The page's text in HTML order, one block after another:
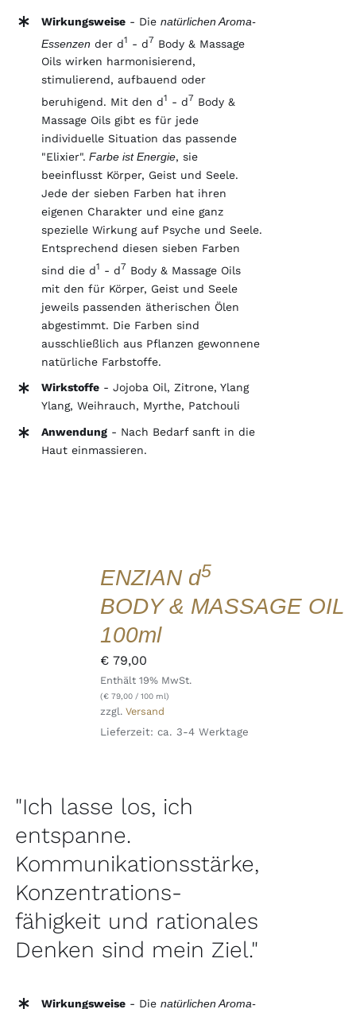
Wirkungsweise - Dienatürlichen Aroma-
Essenzen der d1 - d7 Body & Massage
Oils wirken harmonisierend,
stimulierend, aufbauend oder
beruhigend. Mit den d1 - d7 Body &
Massage Oils gibt es für jede
individuelle Situation das passende
"Elixier". Farbe ist Energie, sie
beeinflusst Körper, Geist und Seele.
Jede der sieben Farben hat ihren
eigenen Charakter und eine ganz
spezielle Wirkung auf Psyche und Seele.
Entsprechend diesen sieben Farben
sind die d1 - d7 Body & Massage Oils
mit den für Körper, Geist und Seele
jeweils passenden ätherischen Ölen
abgestimmt. Die Farben sind
ausschließlich aus Pflanzen gewonnene
natürliche Farbstoffe.
Wirkstoffe - Jojoba Oil, Zitrone, Ylang
Ylang, Weihrauch, Myrthe, Patchouli
Anwendung - Nach Bedarf sanft in die
Haut einmassieren.
ENZIAN d5
BODY & MASSAGE OIL
100ml
€79,00
Enthält 19% MwSt.
(€79,00/ 100 ml)
zzgl. Versand
Lieferzeit: ca. 3-4 Werktage
"Ich lasse los, ich
entspanne.
Kommunikationsstärke,
Konzentrations-
fähigkeit und rationales
Denken sind mein Ziel."
Wirkungsweise - Dienatürlichen Aroma-